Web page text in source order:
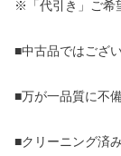
※「代引き」ご希
■中古品ではござ
■万が一品質に不
■クリーニング済み